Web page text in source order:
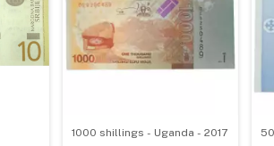
1000 shillings - Uganda - 2017